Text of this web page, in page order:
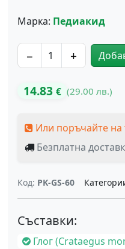
Марка: Педиакид
количество за
− +
14.83 € (29.00 лв.)
Или поръчайте на
Безплатна
Код: PK-GS-60
Съставки:
Глог (Crataegus